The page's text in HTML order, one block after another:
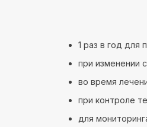
1 раз в год для
при изменении
во время
при контроле
для